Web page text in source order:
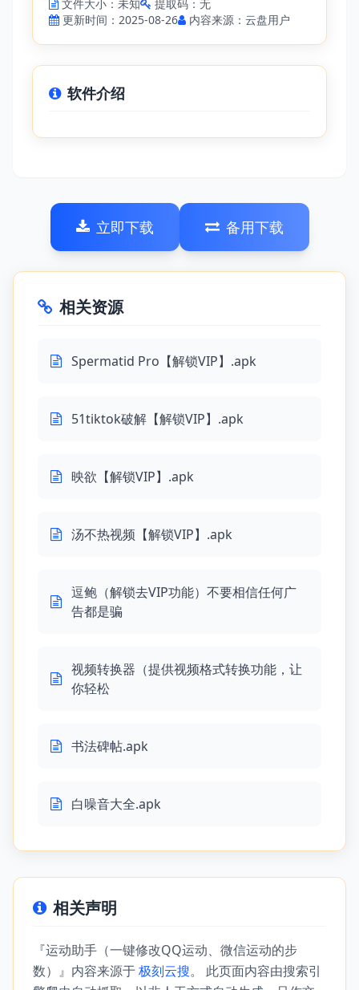
文件大小：未知
提取码：无
更新时间：2025-08-26
内容来源：云盘用户
软件介绍
立即下载 备用下载
相关资源
Spermatid Pro【解锁VIP】.apk
51tiktok破解【解锁VIP】.apk
映欲【解锁VIP】.apk
汤不热视频【解锁VIP】.apk
逗鲍（解锁去VIP功能）不要相信任何广
告都是骗
视频转换器（提供视频格式转换功能，让
你轻松
书法碑帖.apk
白噪音大全.apk
相关声明
『运动助手（一键修改QQ运动、微信运动的步
数）』内容来源于极刻云搜。 此页面内容由搜索引